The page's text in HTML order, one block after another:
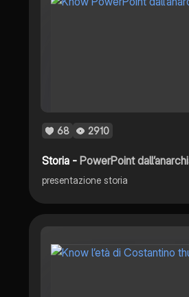
68 2910
Storia -PowerPoint dall’anarchia
presentazione storia